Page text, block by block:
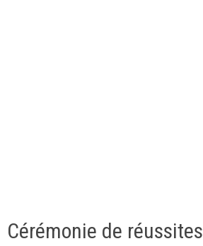
Cérémonie de réussites